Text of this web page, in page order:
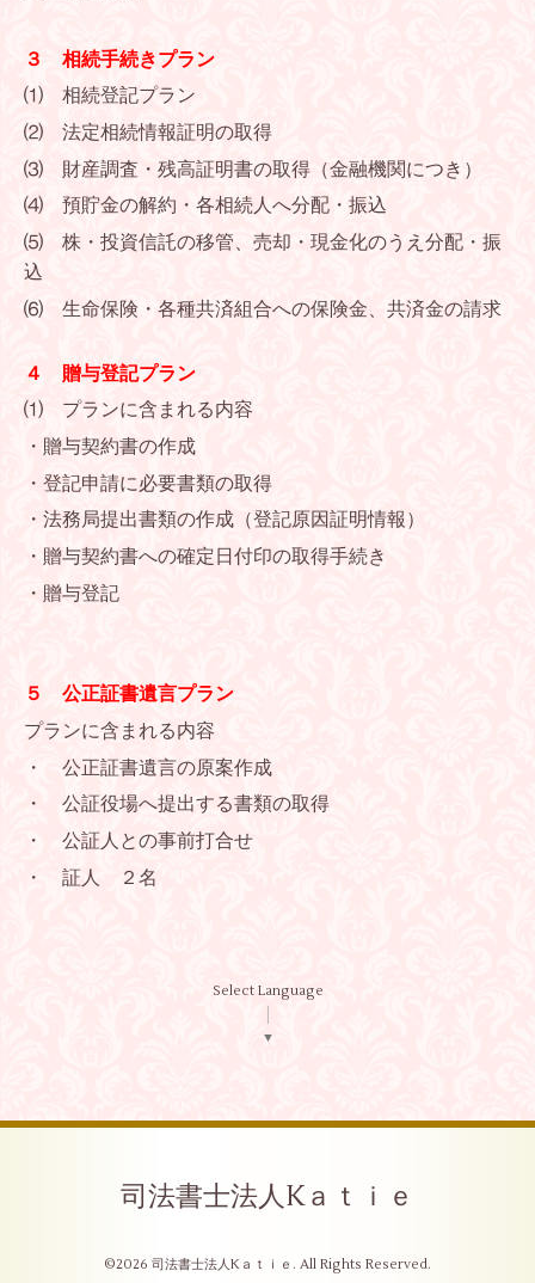
３ 相続手続きプラン
⑴ 相続登記プラン
⑵ 法定相続情報証明の取得
⑶ 財産調査・残高証明書の取得（金融機関につき）
⑷ 預貯金の解約・各相続人へ分配・振込
⑸ 株・投資信託の移管、売却・現金化のうえ分配・振
込
⑹ 生命保険・各種共済組合への保険金、共済金の請求
４ 贈与登記プラン
⑴ プランに含まれる内容
・贈与契約書の作成
・登記申請に必要書類の取得
・法務局提出書類の作成（登記原因証明情報）
・贈与契約書への確定日付印の取得手続き
・贈与登記
５ 公正証書遺言プラン
プランに含まれる内容
・ 公正証書遺言の原案作成
・ 公証役場へ提出する書類の取得
・ 公証人との事前打合せ
・ 証人 ２名
Select Language
▼
司法書士法人Kａｔｉｅ
©2026 司法書士法人Kａｔｉｅ . All Rights Reserved.